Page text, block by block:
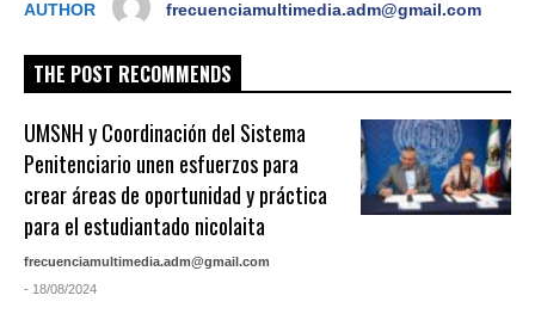
AUTHOR frecuenciamultimedia.adm@gmail.com
THE POST RECOMMENDS
UMSNH y Coordinación del Sistema
Penitenciario unen esfuerzos para
crear áreas de oportunidad y práctica
para el estudiantado nicolaita
frecuenciamultimedia.adm@gmail.com
- 18/08/2024